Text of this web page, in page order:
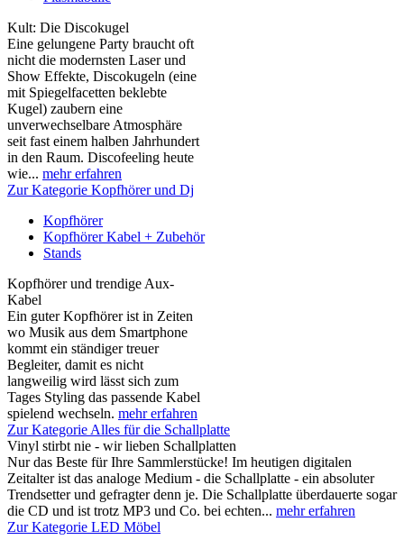
Kult: Die Discokugel
Eine gelungene Party braucht oft
nicht die modernsten Laser und
Show Effekte, Discokugeln (eine
mit Spiegelfacetten beklebte
Kugel) zaubern eine
unverwechselbare Atmosphäre
seit fast einem halben Jahrhundert
in den Raum. Discofeeling heute
wie... mehr erfahren
Zur Kategorie Kopfhörer und Dj
Kopfhörer
Kopfhörer Kabel + Zubehör
Stands
Kopfhörer und trendige Aux-
Kabel
Ein guter Kopfhörer ist in Zeiten
wo Musik aus dem Smartphone
kommt ein ständiger treuer
Begleiter, damit es nicht
langweilig wird lässt sich zum
Tages Styling das passende Kabel
spielend wechseln. mehr erfahren
Zur Kategorie Alles für die Schallplatte
Vinyl stirbt nie - wir lieben Schallplatten
Nur das Beste für Ihre Sammlerstücke! Im heutigen digitalen
Zeitalter ist das analoge Medium - die Schallplatte - ein absoluter
Trendsetter und gefragter denn je. Die Schallplatte überdauerte sogar
die CD und ist trotz MP3 und Co. bei echten... mehr erfahren
Zur Kategorie LED Möbel